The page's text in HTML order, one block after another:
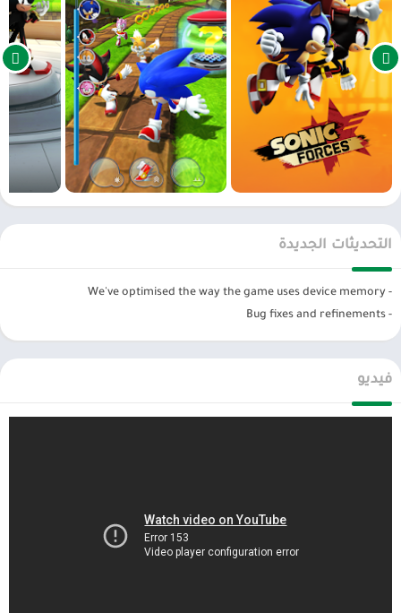
الطريق. يمكن أن تساعدهم قدرات كل ترقية كثيرًا في كل سباق مختلف ،
ويتم تصنيفهم أيضًا في ندرة متعددة للاعب لترقية قدراتهم الحالية. علاوة
على ذلك ، إذا هُزمت شخصية ما على المسار ، فسوف تسقط الحلقة
بالكامل ، ويمكن للاعبين الآخرين التقاطها للحصول على قدرات أكثر إثارة
للإعجاب.
تحميل ذات صلة :
سونيك داش 2: سونيك بوم Sonic Dash 2: Sonic Boom
مهكر
أحداث مذهلة وتحديات مذهلة
إذا أراد اللاعبون الاسترخاء من صخب كل سباق ، فيمكنهم إكمال جميع
لممارسة مهاراتهم الخاصة أو مهاراتهم الشخصية.
التحديثات الجديدة
- We've optimised the way the game uses device memory
- Bug fixes and refinements
فيديو